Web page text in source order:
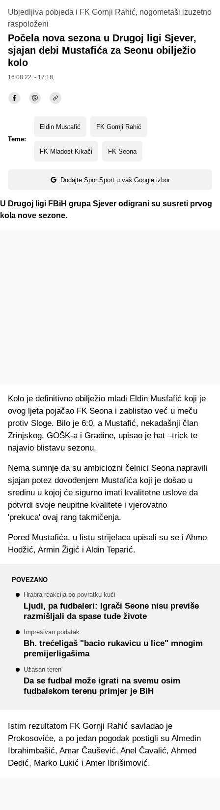
Ubjedljiva pobjeda i FK Gornji Rahić, nogometaši izuzetno
raspoloženi
Počela nova sezona u Drugoj ligi Sjever,
sjajan debi Mustafića za Seonu obilježio
kolo
16.08.22. - 17:18,
Teme:
Eldin Mustafić FK Gornji Rahić
FK Mladost Kikači FK Seona
Dodajte SportSport u vaš Google izbor
U Drugoj ligi FBiH grupa Sjever odigrani su susreti prvog
kola nove sezone.
Kolo je definitivno obilježio mladi Eldin Musfafić koji je
ovog ljeta pojačao FK Seona i zablistao već u meču
protiv Sloge. Bilo je 6:0, a Mustafić, nekadašnji član
Zrinjskog, GOŠK-a i Gradine, upisao je hat –trick te
najavio blistavu sezonu.
Nema sumnje da su ambiciozni čelnici Seona napravili
sjajan potez dovođenjem Mustafića koji je došao u
sredinu u kojoj će sigurno imati kvalitetne uslove da
potvrdi svoje neupitne kvalitete i vjerovatno
'prekuca' ovaj rang takmičenja.
Pored Mustafića, u listu strijelaca upisali su se i Ahmo
Hodžić, Armin Žigić i Aldin Teparić.
POVEZANO
Hrabra reakcija po povratku kući
Ljudi, pa fudbaleri: Igrači Seone nisu previše
razmišljali da spase tuđe živote
Impresivan podatak
Bh. trećeligaš "bacio rukavicu u lice" mnogim
premijerligašima
Užasan teren
Da se fudbal može igrati na svemu osim
fudbalskom terenu primjer je BiH
Istim rezultatom FK Gornji Rahić savladao je
Prokosoviće, a po jedan pogodak postigli su Almedin
Ibrahimbašić, Amar Čaušević, Anel Čavalić, Ahmed
Dedić, Marko Lukić i Amer Ibrišimović.